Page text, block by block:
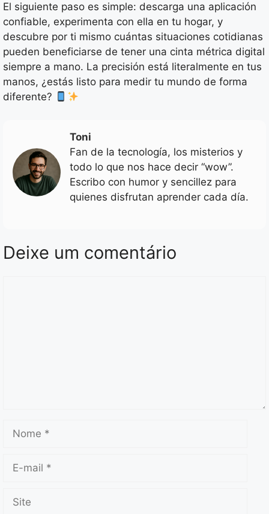
El siguiente paso es simple: descarga una aplicación
confiable, experimenta con ella en tu hogar, y
descubre por ti mismo cuántas situaciones cotidianas
pueden beneficiarse de tener una cinta métrica digital
siempre a mano. La precisión está literalmente en tus
manos, ¿estás listo para medir tu mundo de forma
diferente?
Toni
Fan de la tecnología, los misterios y
todo lo que nos hace decir “wow”.
Escribo con humor y sencillez para
quienes disfrutan aprender cada día.
Deixe um comentário
Nome
Site